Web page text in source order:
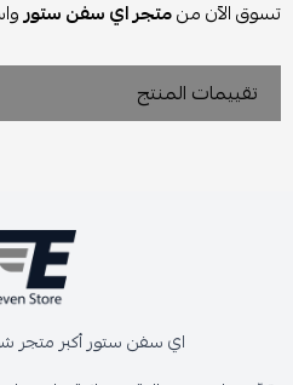
تسوق الآن منمتجر اي سفن ستور
تقييمات المنتج
اي سفن ستور أكبر متجر